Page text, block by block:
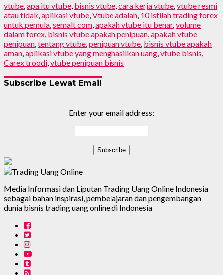
vtube,apa itu vtube, bisnis vtube,cara kerja vtube,vtube resmi
atau tidak,aplikasi vtube,Vtube adalah, 10 istilah trading forex
untuk pemula,semalt com,apakah vtube itu benar,volume
dalam forex, bisnis vtube apakah penipuan,apakah vtube
penipuan,tentang vtube,penipuan vtube, bisnis vtube apakah
aman,aplikasi vtube yang menghasilkan uang,vtube bisnis,
Carex troodi,vtube penipuan bisnis
Subscribe Lewat Email
Enter your email address:
Media Informasi dan Liputan Trading Uang Online Indonesia
sebagai bahan inspirasi, pembelajaran dan pengembangan
dunia bisnis trading uang online di Indonesia